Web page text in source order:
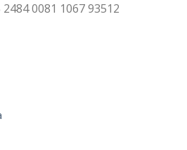
2484 0081 1067 93512